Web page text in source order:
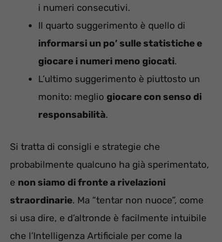
i numeri consecutivi.
Il quarto suggerimento è quello di
informarsi un po’ sulle statistiche e
giocare i numeri meno giocati.
L’ultimo suggerimento è piuttosto un
monito: meglio giocare con senso di
responsabilità.
Si tratta di consigli e strategie che
probabilmente qualcuno ha già sperimentato,
e non siamo di fronte a rivelazioni
straordinarie. Ma “tentar non nuoce”, come
si usa dire, e d’altronde è facilmente intuibile
che l’Intelligenza Artificiale per come la